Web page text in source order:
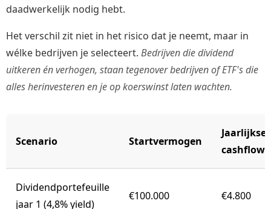
daadwerkelijk nodig hebt.
Het verschil zit niet in het risico dat je neemt, maar in
wélke bedrijven je selecteert. Bedrijven die dividend
uitkeren én verhogen, staan tegenover bedrijven of ETF's die
alles herinvesteren en je op koerswinst laten wachten.
Scenario Startvermogen
Jaarlijkse
cashflow
Dividendportefeuille
jaar 1 (4,8% yield)
€100.000 €4.800